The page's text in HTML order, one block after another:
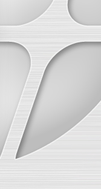
IT-Direkt GmbH